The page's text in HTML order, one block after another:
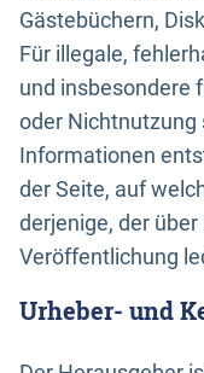
Gästebüchern,
Für illegale,
und insbesondere
oder
Informationen
der Seite, auf
derjenige, der
Veröffentlichung
Urheber- und